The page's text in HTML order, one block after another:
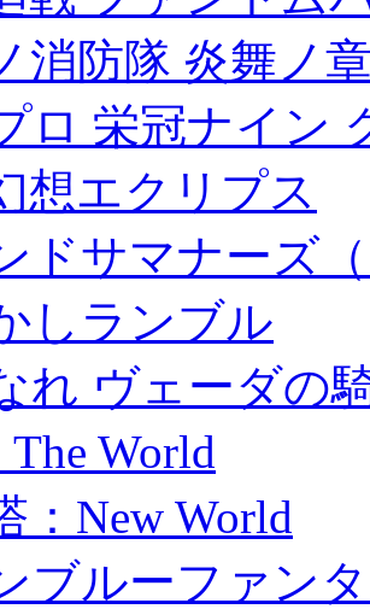
消防隊 炎舞ノ
ロ 栄冠ナイン
想エクリプス
ドサマナーズ
しランブル
れ ヴェーダの
World
：New World
ブルーファン